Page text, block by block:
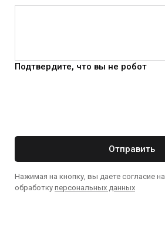
Подтвердите, что вы не робот
Отправить
Нажимая на кнопку, вы даете согласие на
обработку персональных данных